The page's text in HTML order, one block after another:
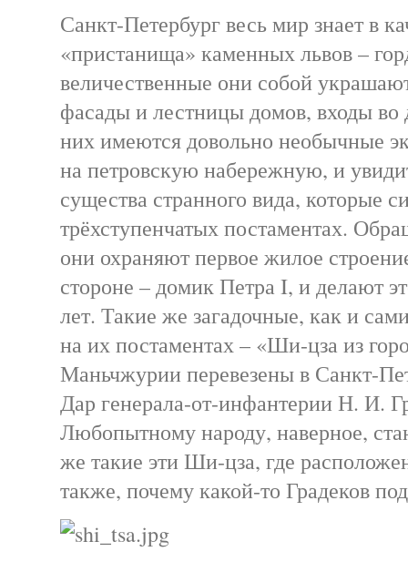
Санкт-Петербург весь мир знает в
«пристанища» каменных львов –
величественные они собой
фасады и лестницы домов, входы
них имеются довольно необычные
на петровскую набережную, и
существа странного вида, которые
трёхступенчатых постаментах.
они охраняют первое жилое
стороне – домик Петра I, и делают
лет. Такие же загадочные, как и
на их постаментах – «Ши-цза из
Маньчжурии перевезены в Санкт-
Дар генерала-от-инфантерии Н. И.
Любопытному народу, наверное,
же такие эти Ши-цза, где
также, почему какой-то Градеков